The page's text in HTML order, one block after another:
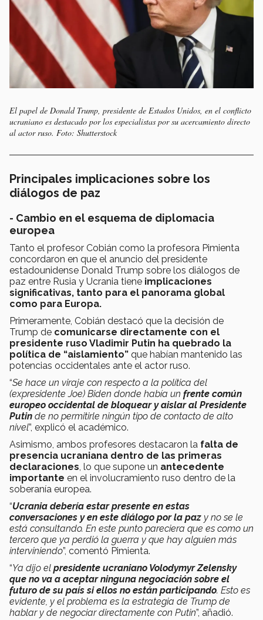
El papel de Donald Trump, presidente de Estados Unidos, en el conflicto
ucraniano es destacado por los especialistas por su acercamiento directo
al actor ruso. Foto: Shutterstock
Principales implicaciones sobre los
diálogos de paz
- Cambio en el esquema de diplomacia
europea
Tanto el profesor Cobián como la profesora Pimienta
concordaron en que el anuncio del presidente
estadounidense Donald Trump sobre los diálogos de
paz entre Rusia y Ucrania tiene implicaciones
significativas, tanto para el panorama global
como para Europa.
Primeramente, Cobián destacó que la decisión de
Trump de comunicarse directamente con el
presidente ruso Vladimir Putin ha quebrado la
política de “aislamiento” que habían mantenido las
potencias occidentales ante el actor ruso.
“Se hace un viraje con respecto a la política del
(expresidente Joe) Biden donde había un frente común
europeo occidental de bloquear y aislar al Presidente
Putin de no permitirle ningún tipo de contacto de alto
nivel”, explicó el académico.
Asimismo, ambos profesores destacaron la falta de
presencia ucraniana dentro de las primeras
declaraciones, lo que supone un antecedente
importante en el involucramiento ruso dentro de la
soberanía europea.
“Ucrania debería estar presente en estas
conversaciones y en este diálogo por la paz y no se le
está consultando. En este punto pareciera que es como un
tercero que ya perdió la guerra y que hay alguien más
interviniendo”, comentó Pimienta.
“Ya dijo el presidente ucraniano Volodymyr Zelensky
que no va a aceptar ninguna negociación sobre el
futuro de su país si ellos no están participando. Esto es
evidente, y el problema es la estrategia de Trump de
hablar y de negociar directamente con Putin”, añadió.